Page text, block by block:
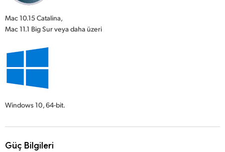
Mac 10.15 Catalina,
Mac 11.1 Big Sur veya daha üzeri
Windows 10,64-bit.
Güç Bilgileri